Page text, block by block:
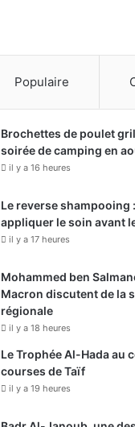
Populaire
Brochettes de poulet
soirée de camping en
il y a 16 heures
Le reverse shampooing
appliquer le soin avant
il y a 17 heures
Mohammed ben
Macron discutent de la
régionale
il y a 18 heures
Le Trophée Al-Hada au
courses de Taïf
il y a 19 heures